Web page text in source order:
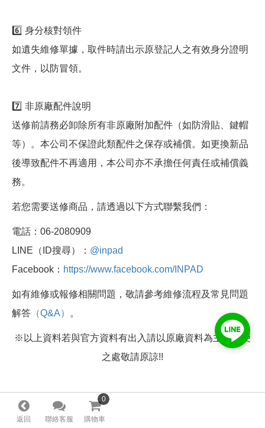
返回 聯絡客服
0
購物車
6️⃣ 身分核對領件
如遺失維修單據，取件時請出示原登記人之有效身分證明
文件，以防冒領。
7️⃣ 非原廠配件說明
送修前請務必卸除所有非原廠附加配件（如防滑貼、鍵帽
等）。本公司不保證此類配件之保存或補償。如更換新品
後導致配件不再適用，本公司亦不承擔任何責任或補償義
務。
若您需要送修商品，請透過以下方式聯繫我們：
電話：06-2080909
LINE（ID搜尋）： @inpad
Facebook： https://www.facebook.com/INPAD
如有維修或報修相關問題，敬請參考維修流程及常見問題
解答 （Q&A） 。
※以上資料若與官方資料有出入請以原廠資料為主，不便
之處敬請原諒!!